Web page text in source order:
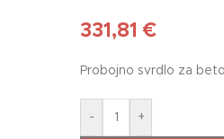
331,81 €
Probojno svrdlo za
- +